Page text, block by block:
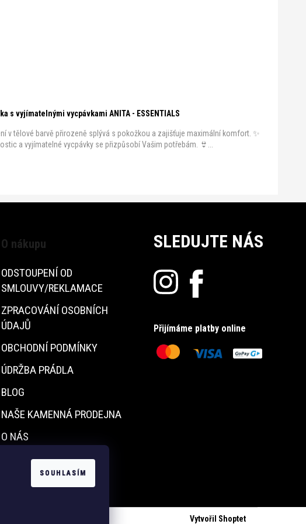
SOUHLASÍM
s vyjímatelnými vycpávkami ANITA - ESSENTIALS
v tělové barvě přirozeně splývá s pokožkou a zajišťuje maximální komfort. ✨
a vyjímatelné vycpávky se přizpůsobí Vašim potřebám. 👙...
O nákupu
ODSTOUPENÍ OD
SMLOUVY/REKLAMACE
ZPRACOVÁNÍ OSOBNÍCH
ÚDAJŮ
OBCHODNÍ PODMÍNKY
ÚDRŽBA PRÁDLA
BLOG
NAŠE KAMENNÁ PRODEJNA
O NÁS
KONTAKTY
SLEDUJTE NÁS
Přijímáme platby online
Vytvořil Shoptet